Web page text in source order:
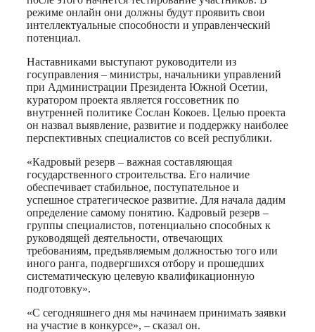
режиме онлайн они должны будут проявить свои
интеллектуальные способности и управленческий
потенциал.
Наставниками выступают руководители из
госуправления – министры, начальники управлений
при Администрации Президента Южной Осетии,
куратором проекта является госсоветник по
внутренней политике Сослан Кокоев. Целью проекта
он назвал выявление, развитие и поддержку наиболее
перспективных специалистов со всей республики.
«Кадровый резерв – важная составляющая
государственного строительства. Его наличие
обеспечивает стабильное, поступательное и
успешное стратегическое развитие. Для начала дадим
определение самому понятию. Кадровый резерв –
группы специалистов, потенциально способных к
руководящей деятельности, отвечающих
требованиям, предъявляемым должностью того или
иного ранга, подвергшихся отбору и прошедших
систематическую целевую квалификационную
подготовку».
«С сегодняшнего дня мы начинаем принимать заявки
на участие в конкурсе», – сказал он.